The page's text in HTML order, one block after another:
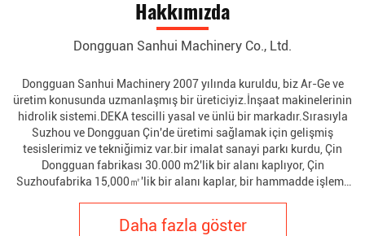
Hakkımızda
Dongguan Sanhui Machinery Co., Ltd.
Dongguan Sanhui Machinery 2007 yılında kuruldu, biz Ar-Ge ve
üretim konusunda uzmanlaşmış bir üreticiyiz.İnşaat makinelerinin
hidrolik sistemi.DEKA tescilli yasal ve ünlü bir markadır.Sırasıyla
Suzhou ve Dongguan Çin'de üretimi sağlamak için gelişmiş
tesislerimiz ve tekniğimiz var.bir imalat sanayi parkı kurdu, Çin
Dongguan fabrikası 30.000 m2'lik bir alanı kaplıyor, Çin
Suzhoufabrika 15,000㎡'lik bir alanı kaplar, bir hammadde işleme
Daha fazla göster